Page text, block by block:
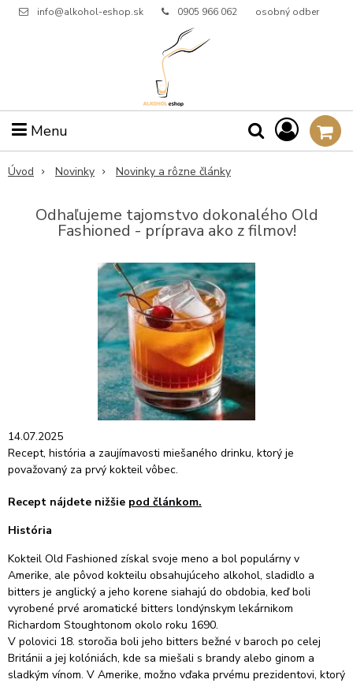
info@alkohol-eshop.sk 0905 966 062 osobný odber
Menu
Úvod Novinky Novinky a rôzne články
Odhaľujeme tajomstvo dokonalého Old
Fashioned - príprava ako z filmov!
14.07.2025
Recept, história a zaujímavosti miešaného drinku, ktorý je
považovaný za prvý kokteil vôbec.
Recept nájdete nižšie pod článkom.
História
Kokteil Old Fashioned získal svoje meno a bol populárny v
Amerike, ale pôvod kokteilu obsahujúceho alkohol, sladidlo a
bitters je anglický a jeho korene siahajú do obdobia, keď boli
vyrobené prvé aromatické bitters londýnskym lekárnikom
Richardom Stoughtonom okolo roku 1690.
V polovici 18. storočia boli jeho bitters bežné v baroch po celej
Británii a jej kolóniách, kde sa miešali s brandy alebo ginom a
sladkým vínom. V Amerike, možno vďaka prvému prezidentovi, ktorý